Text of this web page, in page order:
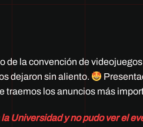
de la convención de
dejaron sin aliento.
traemos los anuncios más
Universidad y no pudo ver el